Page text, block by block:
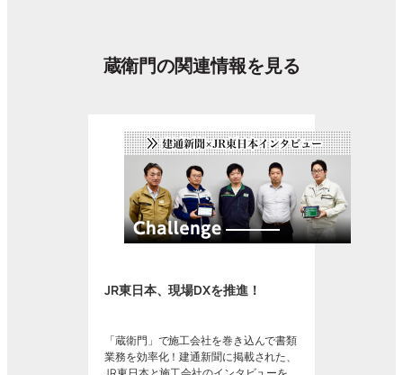
蔵衛門の関連情報を見る
JR東日本、現場DXを推進！
「蔵衛門」で施工会社を巻き込んで書類
業務を効率化！建通新聞に掲載された、